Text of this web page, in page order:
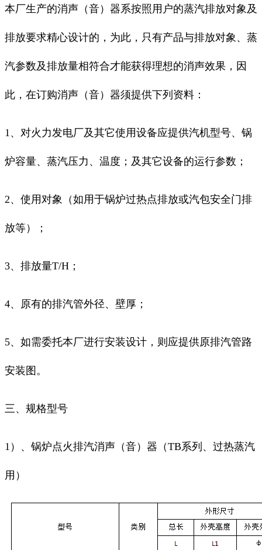
本厂生产的消声（音）器系按照用户的蒸汽排放对象及
排放要求精心设计的，为此，只有产品与排放对象、蒸
汽参数及排放量相符合才能获得理想的消声效果，因
此，在订购消声（音）器须提供下列资料：
1、对火力发电厂及其它使用设备应提供汽机型号、锅
炉容量、蒸汽压力、温度；及其它设备的运行参数；
2、使用对象（如用于锅炉过热点排放或汽包安全门排
放等）；
3、排放量T/H；
4、原有的排汽管外径、壁厚；
5、如需委托本厂进行安装设计，则应提供原排汽管路
安装图。
三、规格型号
1）、锅炉点火排汽消声（音）器（TB系列、过热蒸汽
用）